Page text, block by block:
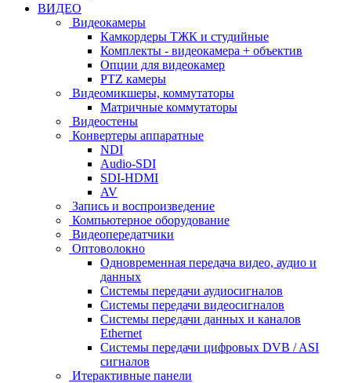
ВИДЕО
Видеокамеры
Камкордеры ТЖК и студийные
Комплекты - видеокамера + объектив
Опции для видеокамер
PTZ камеры
Видеомикшеры, коммутаторы
Матричные коммутаторы
Видеостены
Конвертеры аппаратные
NDI
Audio-SDI
SDI-HDMI
AV
Запись и воспроизведение
Компьютерное оборудование
Видеопередатчики
Оптоволокно
Одновременная передача видео, аудио и
данных
Системы передачи аудиосигналов
Системы передачи видеосигналов
Системы передачи данных и каналов
Ethernet
Системы передачи цифровых DVB / ASI
сигналов
Итерактивные панели